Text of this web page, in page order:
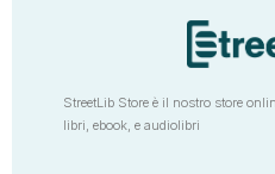
StreetLib Store è il nostro store
libri, ebook, e audiolibri